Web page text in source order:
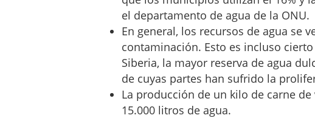
el departamento de agua de la ONU.
En general, los recursos de agua se
contaminación. Esto es incluso
Siberia, la mayor reserva de agua
de cuyas partes han sufrido la
La producción de un kilo de carne
15.000 litros de agua.